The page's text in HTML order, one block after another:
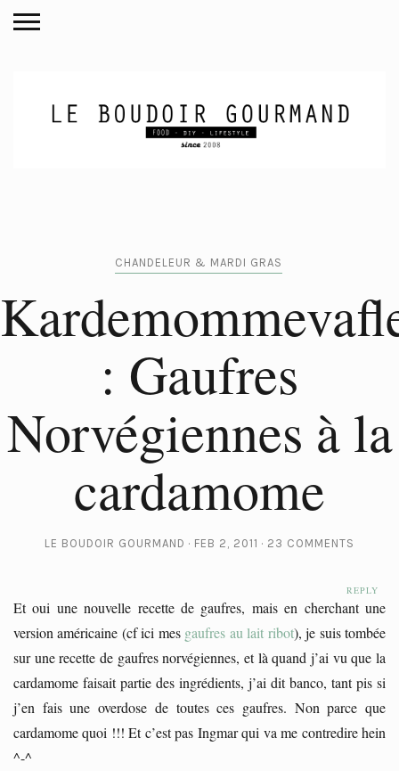
CHANDELEUR & MARDI GRAS
: Gaufres
Norvégiennes à la
cardamome
LE BOUDOIR GOURMAND FEB 2, 2011 23 COMMENTS
Et oui une nouvelle recette de gaufres, mais en cherchant une
version américaine (cf ici mes gaufres au lait ribot), je suis tombée
sur une recette de gaufres norvégiennes, et là quand j’ai vu que la
cardamome faisait partie des ingrédients, j’ai dit banco, tant pis si
j’en fais une overdose de toutes ces gaufres. Non parce que
cardamome quoi !!! Et c’est pas Ingmar qui va me contredire hein
^-^
REPLY